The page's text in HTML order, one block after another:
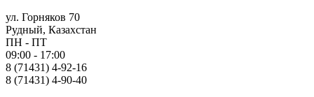
ул. Горняков 70
Рудный, Казахстан
ПН - ПТ
09:00 - 17:00
8 (71431) 4-92-16
8 (71431) 4-90-40